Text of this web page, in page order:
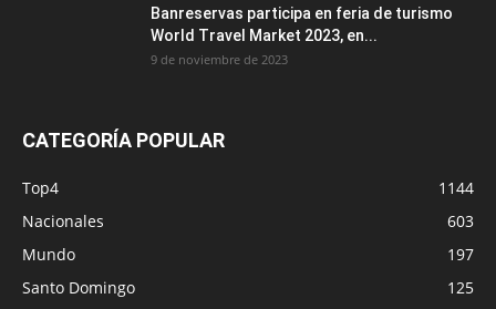
Banreservas participa en feria de turismo
World Travel Market 2023, en...
9 de noviembre de 2023
CATEGORÍA POPULAR
Top4
1144
Nacionales
603
Mundo
197
Santo Domingo
125